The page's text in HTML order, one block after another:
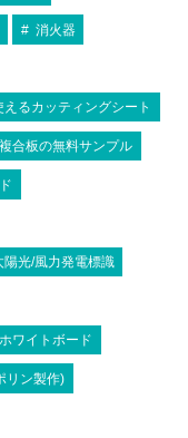
消火器
えるカッティングシート
合板の無料サンプル
陽光/風力発電標識
ワイトボード
リン製作)